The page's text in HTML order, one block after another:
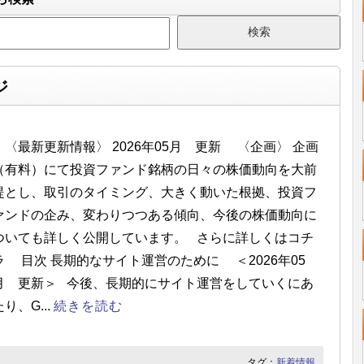
最新更新情報〉 2026年05月 更新 〈企画〉 企画
有料）にて投資ファンド銘柄の日々の株価動向を大前
とし、取引のタイミング、大きく動いた根拠、投資フ
ンドの企み、変わりつつある傾向、今後の株価動向に
いても詳しく公開しています。 さらに詳しくはコチ
目次 長期的なサイト運営のために ＜2026年05
更新＞ 今後、長期的にサイト運営をしていくにあ
り、G... 続きを読む